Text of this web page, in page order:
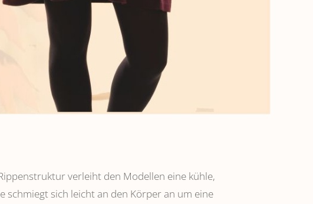
verleiht den Modellen eine kühle,
schmiegt sich leicht an den Körper an um eine